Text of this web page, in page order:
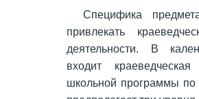
Специфика
привлекать
деятельности. В
входит
школьной программы по